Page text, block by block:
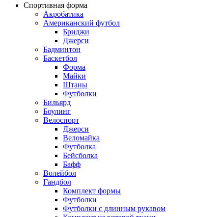
Спортивная форма
Акробатика
Американский футбол
Бриджи
Джерси
Бадминтон
Баскетбол
Форма
Майки
Штаны
Футболки
Бильярд
Боулинг
Велоспорт
Джерси
Веломайка
Футболка
Бейсболка
Бафф
Волейбол
Гандбол
Комплект формы
Футболки
Футболки с длинным рукавом